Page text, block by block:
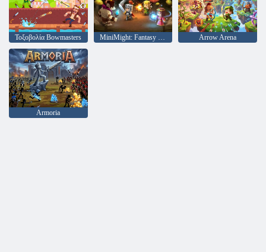
Τοξοβολία Bowmasters MiniMight: Fantasy RPG Arrow Arena
Armoria